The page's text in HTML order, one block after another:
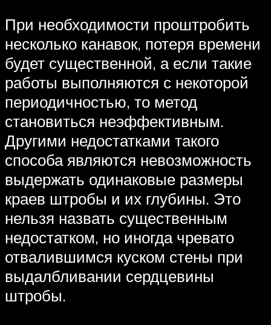
При необходимости проштробить
несколько канавок, потеря времени
будет существенной, а если такие
работы выполняются с некоторой
периодичностью, то метод
становиться неэффективным.
Другими недостатками такого
способа являются невозможность
выдержать одинаковые размеры
краев штробы и их глубины. Это
нельзя назвать существенным
недостатком, но иногда чревато
отвалившимся куском стены при
выдалбливании сердцевины
штробы.